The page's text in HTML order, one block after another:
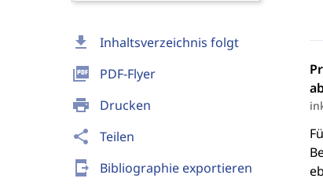
download Inhaltsverzeichnis folgt
picture_as_pdf PDF-Flyer
print Drucken
share Teilen
send_to_mobile Bibliographie exportieren